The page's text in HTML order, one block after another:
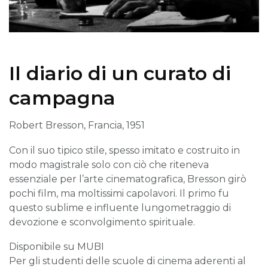
Il diario di un curato di
campagna
Robert Bresson, Francia, 1951
Con il suo tipico stile, spesso imitato e costruito in
modo magistrale solo con ciò che riteneva
essenziale per l’arte cinematografica, Bresson girò
pochi film, ma moltissimi capolavori. Il primo fu
questo sublime e influente lungometraggio di
devozione e sconvolgimento spirituale.
Disponibile su MUBI
Per gli studenti delle scuole di cinema aderenti al